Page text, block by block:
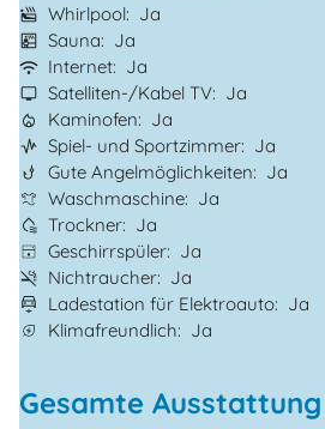
Whirlpool
Ja
Sauna
Ja
Internet
Ja
Satelliten-/Kabel TV
Ja
Kaminofen
Ja
Spiel- und Sportzimmer
Ja
Gute Angelmöglichkeiten
Ja
Waschmaschine
Ja
Trockner
Ja
Geschirrspüler
Ja
Nichtraucher
Ja
Ladestation für Elektroauto
Ja
Klimafreundlich
Ja
Gesamte Ausstattung